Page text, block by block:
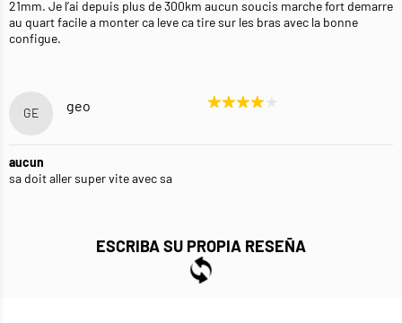
21mm. Je l’ai depuis plus de 300km aucun soucis marche fort demarre
au quart facile a monter ca leve ca tire sur les bras avec la bonne
configue.
GE geo
aucun
sa doit aller super vite avec sa
ESCRIBA SU PROPIA RESEÑA